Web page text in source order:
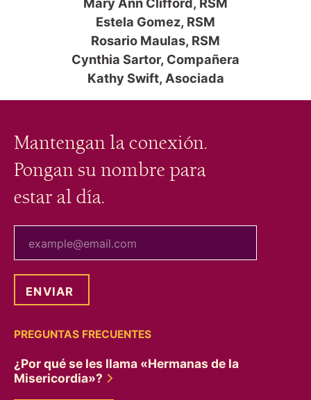
Estela Gomez, RSM
Rosario Maulas, RSM
Cynthia Sartor, Compañera
Kathy Swift, Asociada
Mantengan la conexión.
Pongan su nombre para
estar al día.
PREGUNTAS FRECUENTES
¿Por qué se les llama «Hermanas de la
Misericordia»?